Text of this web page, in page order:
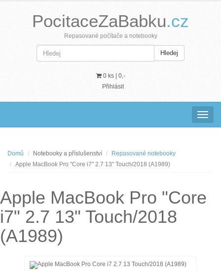
PocitaceZaBabku.cz
Repasované počítače a notebooky
Hledej
0 ks | 0,-
Přihlásit
Domů Notebooky a příslušenství
Repasované notebooky
Apple MacBook Pro "Core i7" 2.7 13" Touch/2018 (A1989)
Apple MacBook Pro "Core
i7" 2.7 13" Touch/2018
(A1989)